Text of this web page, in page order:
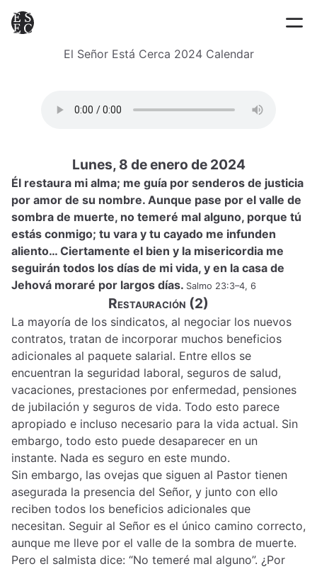
El Señor Está Cerca 2024 Calendar
Lunes, 8 de enero de 2024
Él restaura mi alma; me guía por senderos de justicia
por amor de su nombre. Aunque pase por el valle de
sombra de muerte, no temeré mal alguno, porque tú
estás conmigo; tu vara y tu cayado me infunden
aliento… Ciertamente el bien y la misericordia me
seguirán todos los días de mi vida, y en la casa de
Jehová moraré por largos días. Salmo 23:3–4, 6
Restauración (2)
La mayoría de los sindicatos, al negociar los nuevos
contratos, tratan de incorporar muchos beneficios
adicionales al paquete salarial. Entre ellos se
encuentran la seguridad laboral, seguros de salud,
vacaciones, prestaciones por enfermedad, pensiones
de jubilación y seguros de vida. Todo esto parece
apropiado e incluso necesario para la vida actual. Sin
embargo, todo esto puede desaparecer en un
instante. Nada es seguro en este mundo.
Sin embargo, las ovejas que siguen al Pastor tienen
asegurada la presencia del Señor, y junto con ello
reciben todos los beneficios adicionales que
necesitan. Seguir al Señor es el único camino correcto,
aunque me lleve por el valle de la sombra de muerte.
Pero el salmista dice: “No temeré mal alguno”. ¿Por